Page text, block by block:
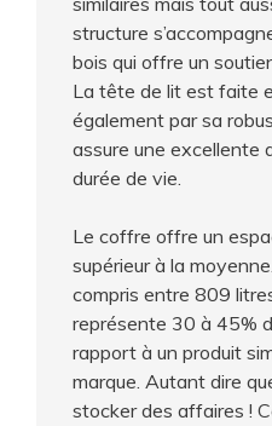
structure
bois qui offre un
La tête de lit est faite
également par sa
assure une excellente
durée de vie.
Le coffre offre un
supérieur à la
compris entre 809
représente 30 à 45%
rapport à un produit
marque. Autant dire
stocker des affaires !